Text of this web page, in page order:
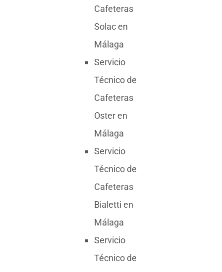
Cafeteras
Solac en
Málaga
Servicio
Técnico de
Cafeteras
Oster en
Málaga
Servicio
Técnico de
Cafeteras
Bialetti en
Málaga
Servicio
Técnico de